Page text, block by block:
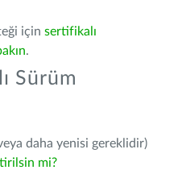
için sertifikalı
.
Sürüm
daha yenisi gereklidir)
mi?